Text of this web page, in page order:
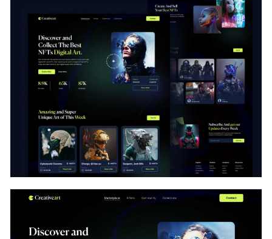
金融投资app ui .fig素材 2021-03-16
Viyasa虚拟专用网络VPN app ui设计 .fig .xd素材 2022-09-29
2022-03-02
Jobboard求职和搜索工作UI工具包 2024-02-17
Book有声阅读app ui设计 .fig .sketch素材 2022-09-02